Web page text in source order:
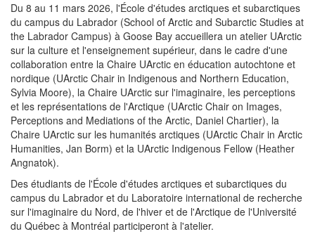
Du 8 au 11 mars 2026, l'École d'études arctiques et subarctiques
du campus du Labrador (School of Arctic and Subarctic Studies at
the Labrador Campus) à Goose Bay accueillera un atelier UArctic
sur la culture et l'enseignement supérieur, dans le cadre d'une
collaboration entre la Chaire UArctic en éducation autochtone et
nordique (UArctic Chair in Indigenous and Northern Education,
Sylvia Moore), la Chaire UArctic sur l'imaginaire, les perceptions
et les représentations de l'Arctique (UArctic Chair on Images,
Perceptions and Mediations of the Arctic, Daniel Chartier), la
Chaire UArctic sur les humanités arctiques (UArctic Chair in Arctic
Humanities, Jan Borm) et la UArctic Indigenous Fellow (Heather
Angnatok).
Des étudiants de l'École d'études arctiques et subarctiques du
campus du Labrador et du Laboratoire international de recherche
sur l'imaginaire du Nord, de l'hiver et de l'Arctique de l'Université
du Québec à Montréal participeront à l'atelier.